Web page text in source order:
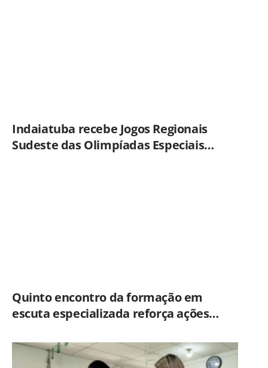
Indaiatuba recebe Jogos Regionais
Sudeste das Olimpíadas Especiais
Quinto encontro da formação em
escuta especializada reforça ações
adolescentes em Americana